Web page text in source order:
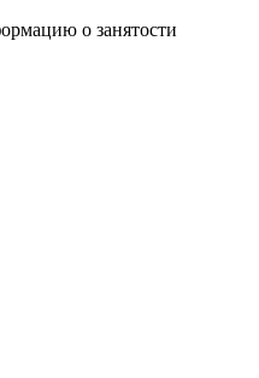
о занятости